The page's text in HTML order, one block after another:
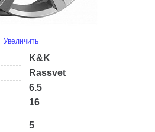
Увеличить
K&K
Rassvet
6.5
16
5